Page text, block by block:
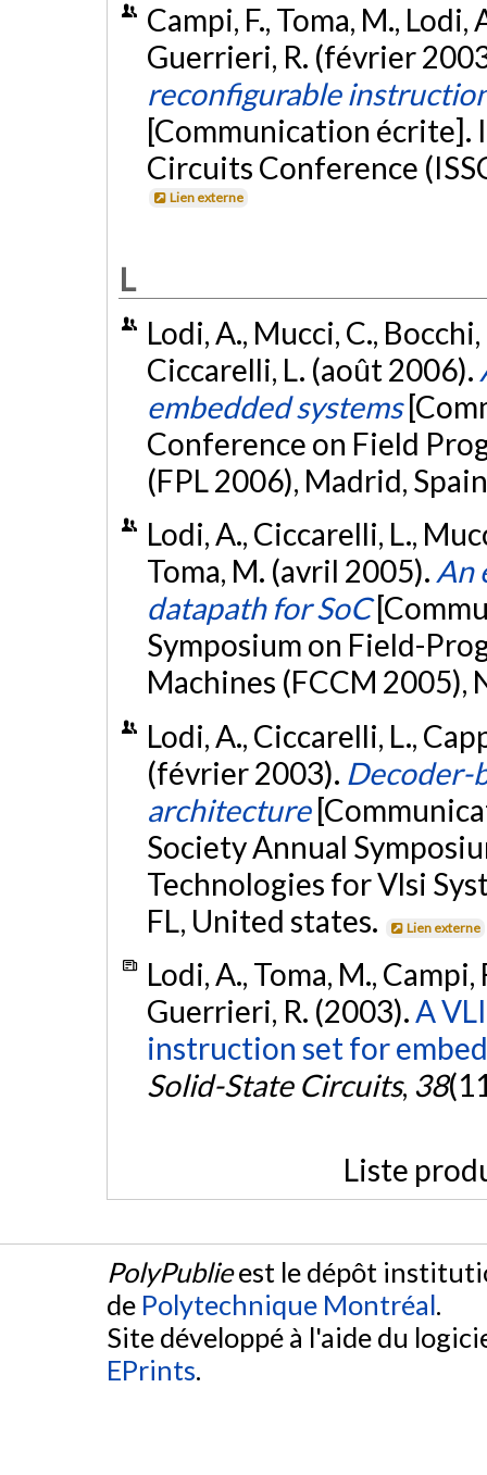
Campi, F., Toma, M., Lodi,
Guerrieri, R. (février
reconfigurable
[Communication écrite].
Circuits Conference
Lien externe
L
Lodi, A., Mucci, C.,
Ciccarelli, L. (août 2006).
embedded systems
Conference on Field
(FPL 2006), Madrid,
Lodi, A., Ciccarelli, L.,
Toma, M. (avril 2005). An
datapath for SoC
Symposium on Field-
Machines (FCCM 2005),
Lodi, A., Ciccarelli, L.,
(février 2003). Decoder-
architecture
Society Annual
Technologies for Vlsi
FL, United states.
Lien externe
Lodi, A., Toma, M.,
Guerrieri, R. (2003).A
instruction set for
Solid-State Circuits, 38
Liste
PolyPublieest le dépôt
de Polytechnique Montréal.
Site développé à l'aide du
EPrints.